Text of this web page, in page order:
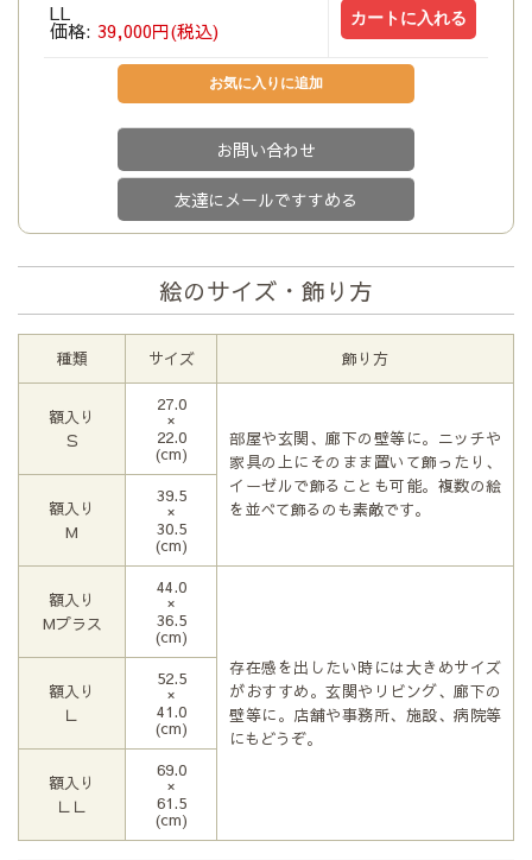
LL
価格: 39,000円(税込)
お問い合わせ
友達にメールですすめる
絵のサイズ・飾り方
種類 サイズ 飾り方
額入り
Ｓ
27.0
×
22.0
(cm)
部屋や玄関、廊下の壁等に。ニッチや
家具の上にそのまま置いて飾ったり、
イーゼルで飾ることも可能。複数の絵
を並べて飾るのも素敵です。
額入り
М
39.5
×
30.5
(cm)
額入り
Мプラス
44.0
×
36.5
(cm)
存在感を出したい時には大きめサイズ
がおすすめ。玄関やリビング、廊下の
壁等に。店舗や事務所、施設、病院等
にもどうぞ。
額入り
Ｌ
52.5
×
41.0
(cm)
額入り
ＬＬ
69.0
×
61.5
(cm)